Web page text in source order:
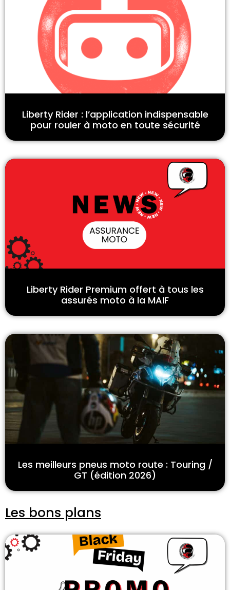
Liberty Rider : l’application indispensable
pour rouler à moto en toute sécurité
Liberty Rider Premium offert à tous les
assurés moto à la MAIF
Les meilleurs pneus moto route : Touring /
GT (édition 2026)
Les bons plans